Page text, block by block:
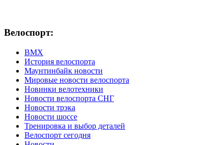
Велоспорт:
ВМХ
История велоспорта
Маунтинбайк новости
Мировые новости велоспорта
Новинки велотехники
Новости велоспорта СНГ
Новости трэка
Новости шоссе
Тренировка и выбор деталей
Велоспорт сегодня